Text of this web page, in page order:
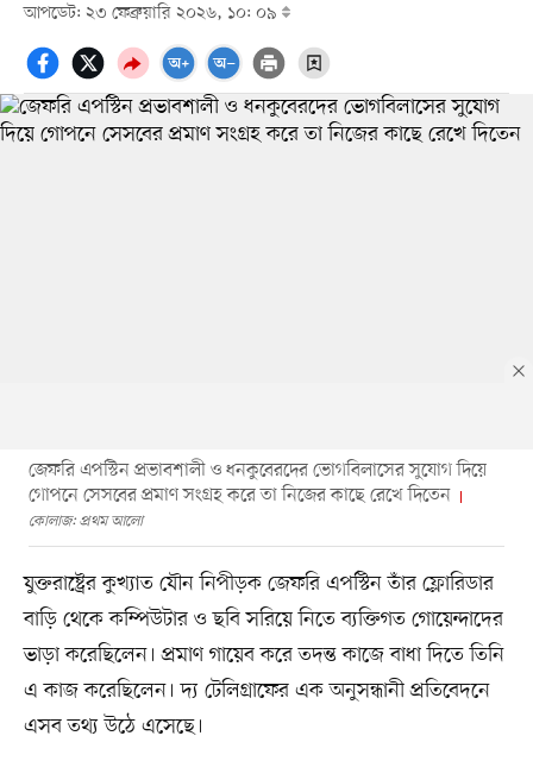
আপডেট: ২৩ ফেব্রুয়ারি ২০২৬, ১০: ০৯
জেফরি এপস্টিন প্রভাবশালী ও ধনকুবেরদের ভোগবিলাসের সুযোগ দিয়ে
গোপনে সেসবের প্রমাণ সংগ্রহ করে তা নিজের কাছে রেখে দিতেন
কোলাজ: প্রথম আলো
যুক্তরাষ্ট্রের কুখ্যাত যৌন নিপীড়ক জেফরি এপস্টিন তাঁর ফ্লোরিডার
বাড়ি থেকে কম্পিউটার ও ছবি সরিয়ে নিতে ব্যক্তিগত গোয়েন্দাদের
ভাড়া করেছিলেন। প্রমাণ গায়েব করে তদন্ত কাজে বাধা দিতে তিনি
এ কাজ করেছিলেন। দ্য টেলিগ্রাফের এক অনুসন্ধানী প্রতিবেদনে
এসব তথ্য উঠে এসেছে।